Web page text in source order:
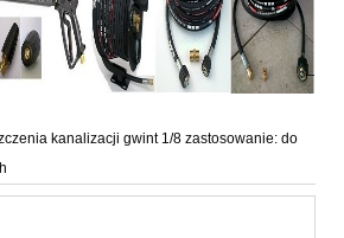
kanalizacji gwint 1/8 zastosowanie: do